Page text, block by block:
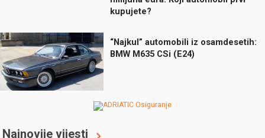
kupujete?
“Najkul” automobili iz osamdesetih:
BMW M635 CSi (E24)
Najnovije vijesti